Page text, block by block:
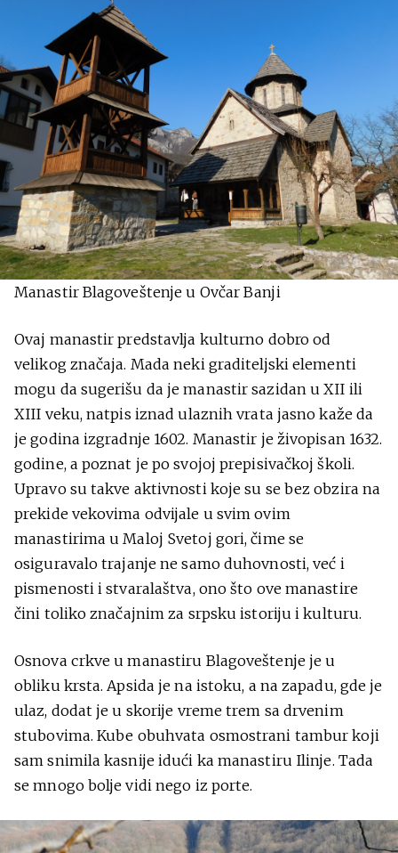
Manastir Blagoveštenje u Ovčar Banji
Ovaj manastir predstavlja kulturno dobro od
velikog značaja. Mada neki graditeljski elementi
mogu da sugerišu da je manastir sazidan u XII ili
XIII veku, natpis iznad ulaznih vrata jasno kaže da
je godina izgradnje 1602. Manastir je živopisan 1632.
godine, a poznat je po svojoj prepisivačkoj školi.
Upravo su takve aktivnosti koje su se bez obzira na
prekide vekovima odvijale u svim ovim
manastirima u Maloj Svetoj gori, čime se
osiguravalo trajanje ne samo duhovnosti, već i
pismenosti i stvaralaštva, ono što ove manastire
čini toliko značajnim za srpsku istoriju i kulturu.
Osnova crkve u manastiru Blagoveštenje je u
obliku krsta. Apsida je na istoku, a na zapadu, gde je
ulaz, dodat je u skorije vreme trem sa drvenim
stubovima. Kube obuhvata osmostrani tambur koji
sam snimila kasnije idući ka manastiru Ilinje. Tada
se mnogo bolje vidi nego iz porte.